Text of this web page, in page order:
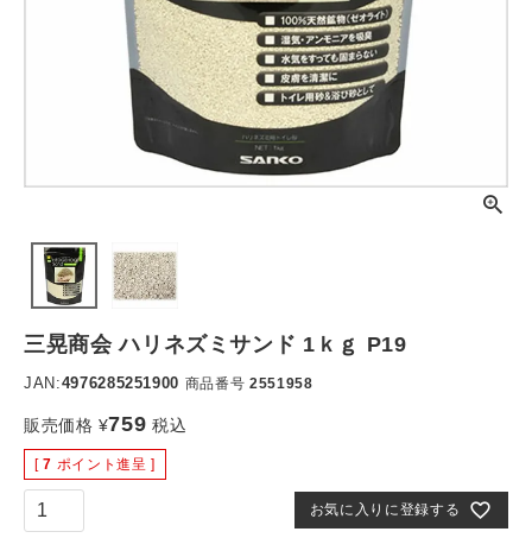
三晃商会 ハリネズミサンド 1ｋｇ P19
JAN:4976285251900 商品番号 2551958
販売価格 ¥759 税込
[ 7 ポイント進呈 ]
お気に入りに登録する